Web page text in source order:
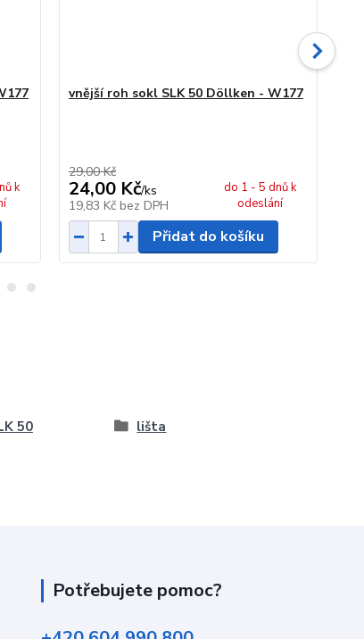
k
vnější roh sokl SLK 50 Döllken - W177
29,00 Kč
24,00 Kč/ks
19,83 Kč bez DPH
do 1 - 5 dnů k
odeslání
Přidat do košíku
50 lišta
Potřebujete pomoc?